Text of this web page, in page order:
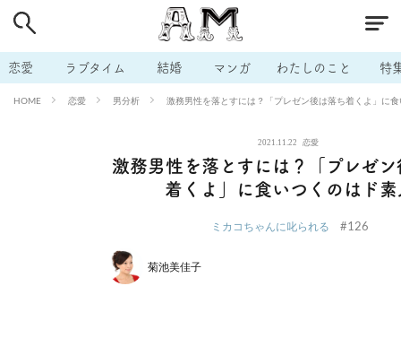
恋愛 ラブタイム 結婚 マンガ わたしのこと 特
HOME 恋愛 男分析 激務男性を落とすには？「プレゼン後は落ち着くよ」に
2021.11.22 恋愛
激務男性を落とすには？「プレゼ
着くよ」に食いつくのはド素
ミカコちゃんに叱られる #126
菊池美佳子
# 男の本音 # セフレ # 不倫
# 出会う方法 # マッチングアプリ # ラブグッズ # 体の相